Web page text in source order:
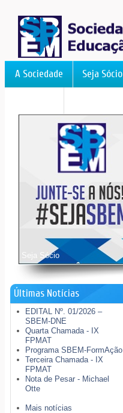
A Sociedade Seja Sócio
Feiras de Matemática
Últimas Notícias
EDITAL Nº. 01/2026 –
SBEM-DNE
Quarta Chamada - IX
FPMAT
Programa SBEM-FormAção
Terceira Chamada - IX
FPMAT
Nota de Pesar - Michael
Otte
Mais notícias